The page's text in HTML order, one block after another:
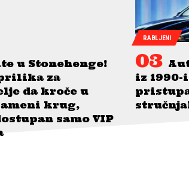
u Stonehenge!
za
da kroče u
krug,
samo VIP
RABLJENI
iz